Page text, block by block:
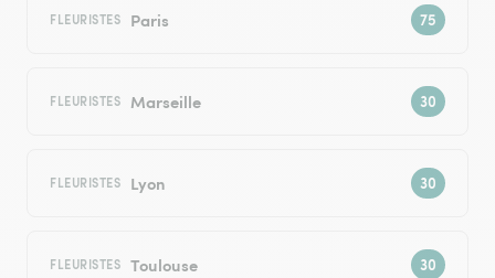
FLEURISTES Paris
FLEURISTES Marseille
FLEURISTES Lyon
FLEURISTES Toulouse